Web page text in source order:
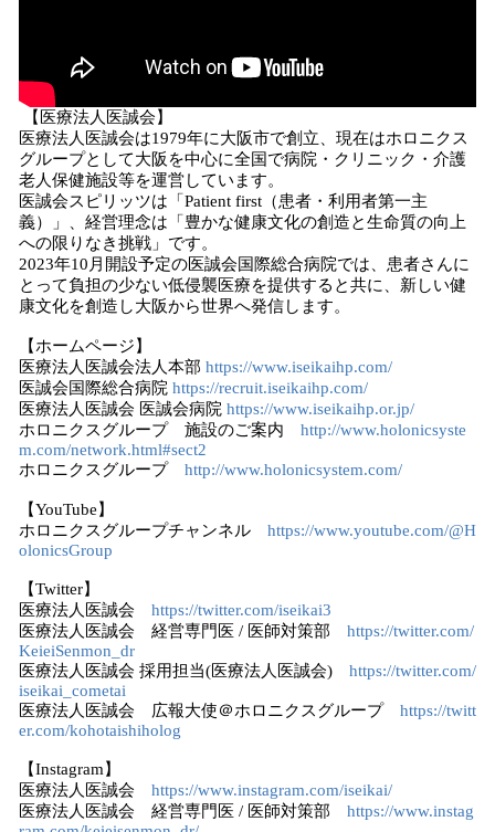
【医療法人医誠会】
医療法人医誠会は1979年に大阪市で創立、現在はホロニクス
グループとして大阪を中心に全国で病院・クリニック・介護
老人保健施設等を運営しています。
医誠会スピリッツは「Patient first（患者・利用者第一主
義）」、経営理念は「豊かな健康文化の創造と生命質の向上
への限りなき挑戦」です。
2023年10月開設予定の医誠会国際総合病院では、患者さんに
とって負担の少ない低侵襲医療を提供すると共に、新しい健
康文化を創造し大阪から世界へ発信します。
【ホームページ】
医療法人医誠会法人本部 https://www.iseikaihp.com/
医誠会国際総合病院 https://recruit.iseikaihp.com/
医療法人医誠会 医誠会病院 https://www.iseikaihp.or.jp/
ホロニクスグループ 施設のご案内 http://www.holonicsyste
m.com/network.html#sect2
ホロニクスグループ http://www.holonicsystem.com/
【YouTube】
ホロニクスグループチャンネル https://www.youtube.com/@H
olonicsGroup
【Twitter】
医療法人医誠会 https://twitter.com/iseikai3
医療法人医誠会 経営専門医 / 医師対策部 https://twitter.com/
KeieiSenmon_dr
医療法人医誠会 採用担当(医療法人医誠会) https://twitter.com/
iseikai_cometai
医療法人医誠会 広報大使＠ホロニクスグループ https://twitt
er.com/kohotaishiholog
【Instagram】
医療法人医誠会 https://www.instagram.com/iseikai/
医療法人医誠会 経営専門医 / 医師対策部 https://www.instag